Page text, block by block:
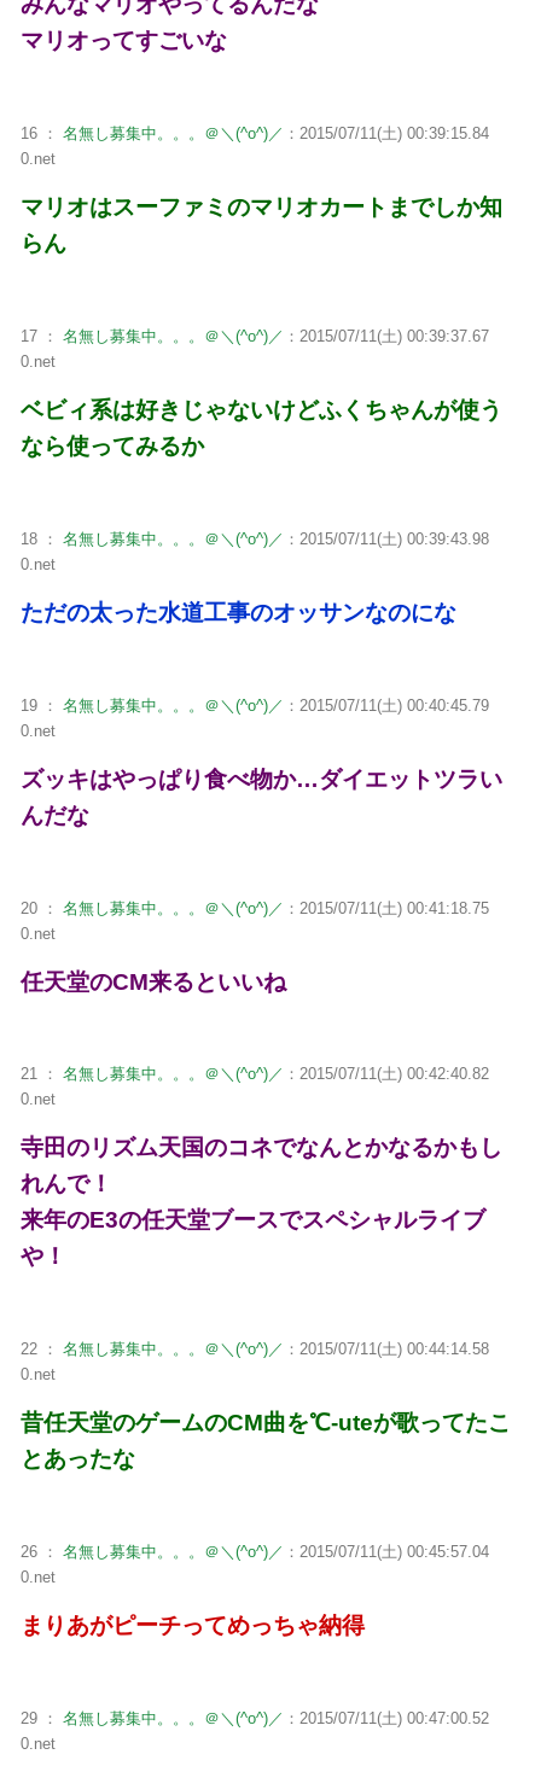
マリオってすごいな
16 ： 名無し募集中。。。＠＼(^o^)／ ：2015/07/11(土) 00:39:15.84
0.net
マリオはスーファミのマリオカートまでしか知
らん
17 ： 名無し募集中。。。＠＼(^o^)／ ：2015/07/11(土) 00:39:37.67
0.net
ベビィ系は好きじゃないけどふくちゃんが使う
なら使ってみるか
18 ： 名無し募集中。。。＠＼(^o^)／ ：2015/07/11(土) 00:39:43.98
0.net
ただの太った水道工事のオッサンなのにな
19 ： 名無し募集中。。。＠＼(^o^)／ ：2015/07/11(土) 00:40:45.79
0.net
ズッキはやっぱり食べ物か…ダイエットツラい
んだな
20 ： 名無し募集中。。。＠＼(^o^)／ ：2015/07/11(土) 00:41:18.75
0.net
任天堂のCM来るといいね
21 ： 名無し募集中。。。＠＼(^o^)／ ：2015/07/11(土) 00:42:40.82
0.net
寺田のリズム天国のコネでなんとかなるかもし
れんで！
来年のE3の任天堂ブースでスペシャルライブ
や！
22 ： 名無し募集中。。。＠＼(^o^)／ ：2015/07/11(土) 00:44:14.58
0.net
昔任天堂のゲームのCM曲を℃-uteが歌ってたこ
とあったな
26 ： 名無し募集中。。。＠＼(^o^)／ ：2015/07/11(土) 00:45:57.04
0.net
まりあがピーチってめっちゃ納得
29 ： 名無し募集中。。。＠＼(^o^)／ ：2015/07/11(土) 00:47:00.52
0.net